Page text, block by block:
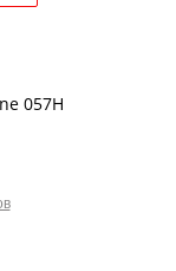
057H